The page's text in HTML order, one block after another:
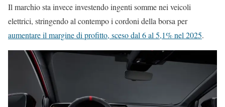
Il marchio sta invece investendo ingenti somme nei veicoli
elettrici, stringendo al contempo i cordoni della borsa per
aumentare il margine di profitto, sceso dal 6 al 5,1% nel 2025.